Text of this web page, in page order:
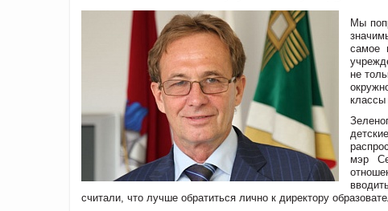
Мы
самое
не
классы
мэр
считали, что лучше обратиться лично к директору